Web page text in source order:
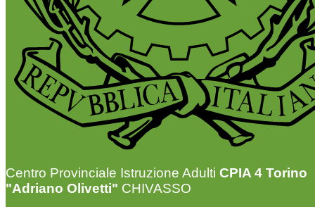
Centro Provinciale Istruzione Adulti CPIA 4 Torino
"Adriano Olivetti" CHIVASSO